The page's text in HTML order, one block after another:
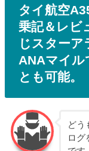
タイ航空
乗記＆レビ
じスターア
ANAマイル
とも可能。
どう
ログ